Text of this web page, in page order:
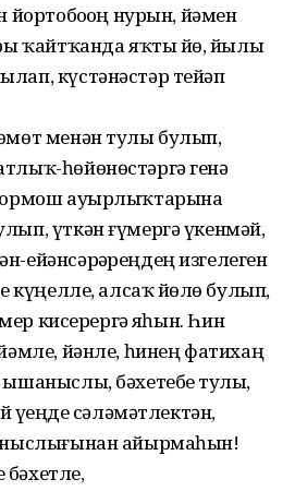
нурын, йәмен
ҡайтҡанда яҡты йөҙ, йылы
күстәнәстәр тейәп
менән тулы булып,
һөйөнөстәргә генә
ауырлыҡтарына
үткән ғүмергә үкенмәй,
ейәнсәрҙәреңдең изгелеген
күңелле, алсаҡ йөҙлө булып,
кисерергә яҙһын. Һин
йәнле, һинең фатихаң
бәхетебеҙ тулы,
үҙеңде сәләмәтлектән,
айырмаһын!
бәхетле,